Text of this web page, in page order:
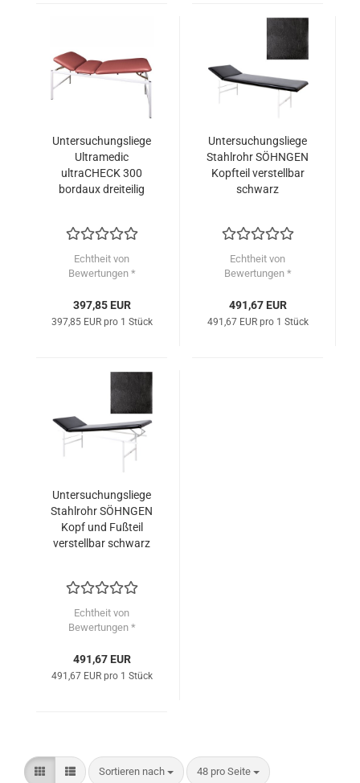
Untersuchungsliege
Ultramedic
ultraCHECK 300
bordaux dreiteilig
Echtheit von
Bewertungen *
397,85 EUR
397,85 EUR pro 1 Stück
Untersuchungsliege
Stahlrohr SÖHNGEN
Kopfteil verstellbar
schwarz
Echtheit von
Bewertungen *
491,67 EUR
491,67 EUR pro 1 Stück
Untersuchungsliege
Stahlrohr SÖHNGEN
Kopf und Fußteil
verstellbar schwarz
Echtheit von
Bewertungen *
491,67 EUR
491,67 EUR pro 1 Stück
Sortieren nach
Sortieren nach 48 pro Seite
pro Seite